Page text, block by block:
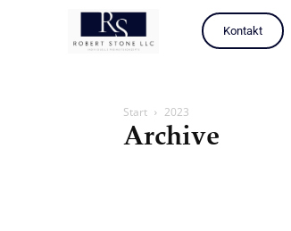
Kontakt
Start 2023
Archive